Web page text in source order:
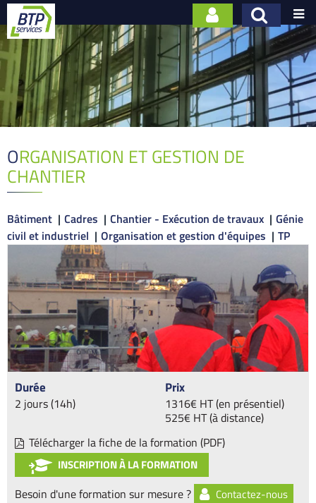

ORGANISATION ET GESTION DE
CHANTIER
Bâtiment Cadres Chantier - Exécution de travaux
Génie
civil et industriel
Organisation et gestion d'équipes TP
Durée
2 jours (14h)
Prix
1316€ HT (en présentiel)
525€ HT (à distance)
Télécharger la fiche de la formation (PDF)
INSCRIPTION À LA FORMATION
Besoin d'une formation sur mesure ? Contactez-nous